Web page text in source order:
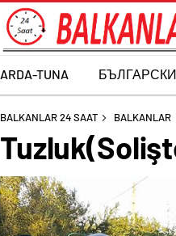
ARDA-TUNA БЪЛГАРСКИ
BALKANLAR 24 SAAT BALKANLAR